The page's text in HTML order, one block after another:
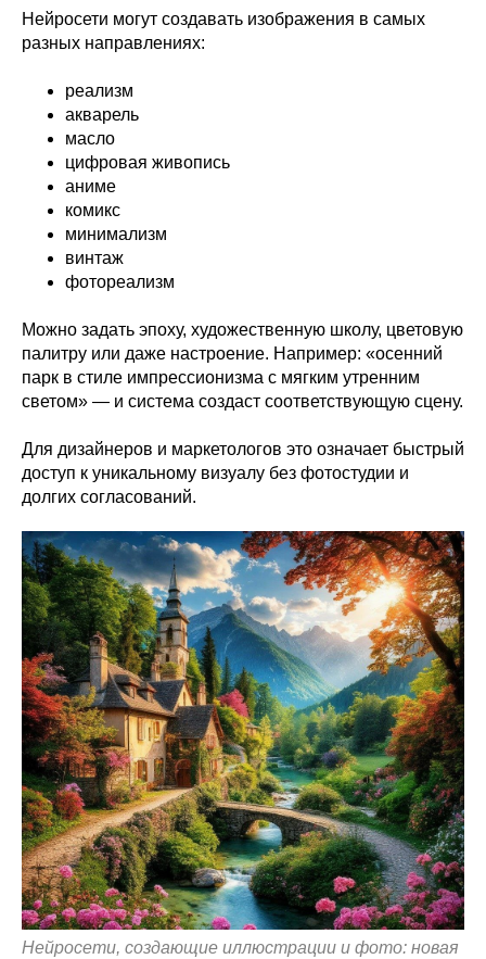
Нейросети могут создавать изображения в самых
разных направлениях:
реализм
акварель
масло
цифровая живопись
аниме
комикс
минимализм
винтаж
фотореализм
Можно задать эпоху, художественную школу, цветовую
палитру или даже настроение. Например: «осенний
парк в стиле импрессионизма с мягким утренним
светом» — и система создаст соответствующую сцену.
Для дизайнеров и маркетологов это означает быстрый
доступ к уникальному визуалу без фотостудии и
долгих согласований.
Нейросети, создающие иллюстрации и фото: новая